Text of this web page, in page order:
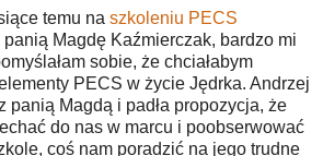
temu na szkoleniu PECS
Magdę Kaźmierczak, bardzo mi
sobie, że chciałabym
PECS w życie Jędrka. Andrzej
panią Magdą i padła propozycja, że
do nas w marcu i poobserwować
coś nam poradzić na jego trudne